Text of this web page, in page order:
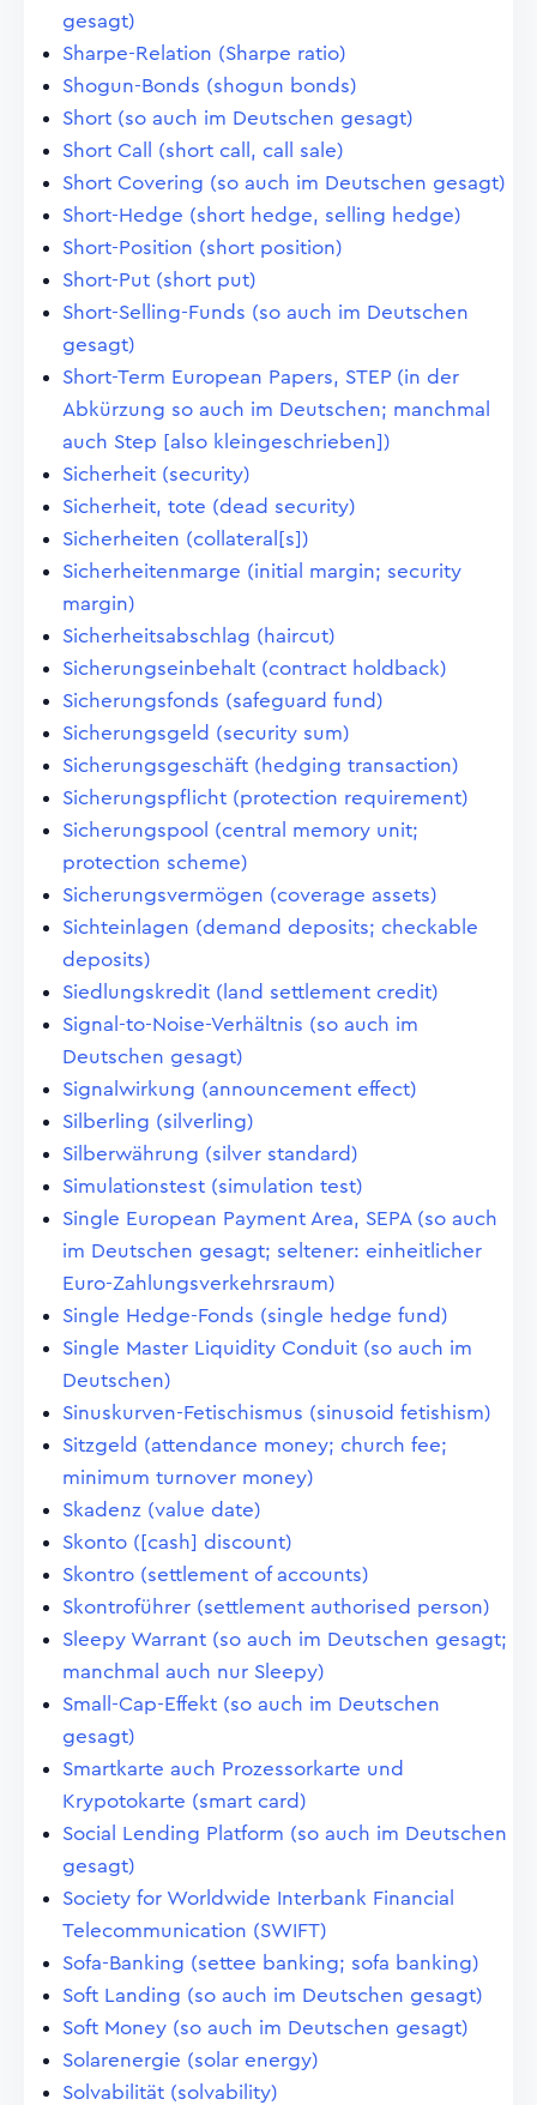
gesagt)
Sharpe-Relation (Sharpe ratio)
Shogun-Bonds (shogun bonds)
Short (so auch im Deutschen gesagt)
Short Call (short call, call sale)
Short Covering (so auch im Deutschen gesagt)
Short-Hedge (short hedge, selling hedge)
Short-Position (short position)
Short-Put (short put)
Short-Selling-Funds (so auch im Deutschen
gesagt)
Short-Term European Papers, STEP (in der
Abkürzung so auch im Deutschen; manchmal
auch Step [also kleingeschrieben])
Sicherheit (security)
Sicherheit, tote (dead security)
Sicherheiten (collateral[s])
Sicherheitenmarge (initial margin; security
margin)
Sicherheitsabschlag (haircut)
Sicherungseinbehalt (contract holdback)
Sicherungsfonds (safeguard fund)
Sicherungsgeld (security sum)
Sicherungsgeschäft (hedging transaction)
Sicherungspflicht (protection requirement)
Sicherungspool (central memory unit;
protection scheme)
Sicherungsvermögen (coverage assets)
Sichteinlagen (demand deposits; checkable
deposits)
Siedlungskredit (land settlement credit)
Signal-to-Noise-Verhältnis (so auch im
Deutschen gesagt)
Signalwirkung (announcement effect)
Silberling (silverling)
Silberwährung (silver standard)
Simulationstest (simulation test)
Single European Payment Area, SEPA (so auch
im Deutschen gesagt; seltener: einheitlicher
Euro-Zahlungsverkehrsraum)
Single Hedge-Fonds (single hedge fund)
Single Master Liquidity Conduit (so auch im
Deutschen)
Sinuskurven-Fetischismus (sinusoid fetishism)
Sitzgeld (attendance money; church fee;
minimum turnover money)
Skadenz (value date)
Skonto ([cash] discount)
Skontro (settlement of accounts)
Skontroführer (settlement authorised person)
Sleepy Warrant (so auch im Deutschen gesagt;
manchmal auch nur Sleepy)
Small-Cap-Effekt (so auch im Deutschen
gesagt)
Smartkarte auch Prozessorkarte und
Krypotokarte (smart card)
Social Lending Platform (so auch im Deutschen
gesagt)
Society for Worldwide Interbank Financial
Telecommunication (SWIFT)
Sofa-Banking (settee banking; sofa banking)
Soft Landing (so auch im Deutschen gesagt)
Soft Money (so auch im Deutschen gesagt)
Solarenergie (solar energy)
Solvabilität (solvability)